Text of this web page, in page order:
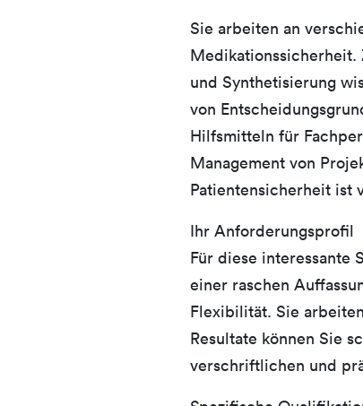
Sie arbeiten an
Medikationssicherheit.
und Synthetisierung
von
Hilfsmitteln für
Management von
Patientensicherheit ist
Ihr Anforderungsprofil
Für diese interessante
einer raschen
Flexibilität. Sie
Resultate können Sie
verschriftlichen und